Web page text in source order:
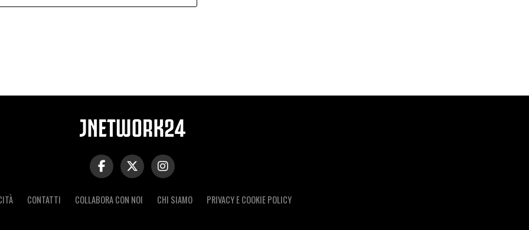
CONTATTI COLLABORA CON NOI CHI SIAMO PRIVACY E COOKIE POLICY